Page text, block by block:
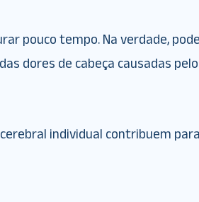
pouco tempo. Na verdade,
dores de cabeça causadas pelo
individual contribuem